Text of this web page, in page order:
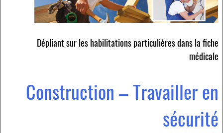
Dépliant sur les habilitations particulières dans la fiche
médicale
Construction – Travailler en
sécurité